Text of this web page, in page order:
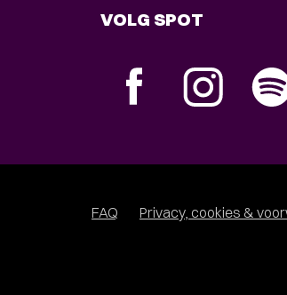
VOLG SPOT
FAQ Privacy, cookies &